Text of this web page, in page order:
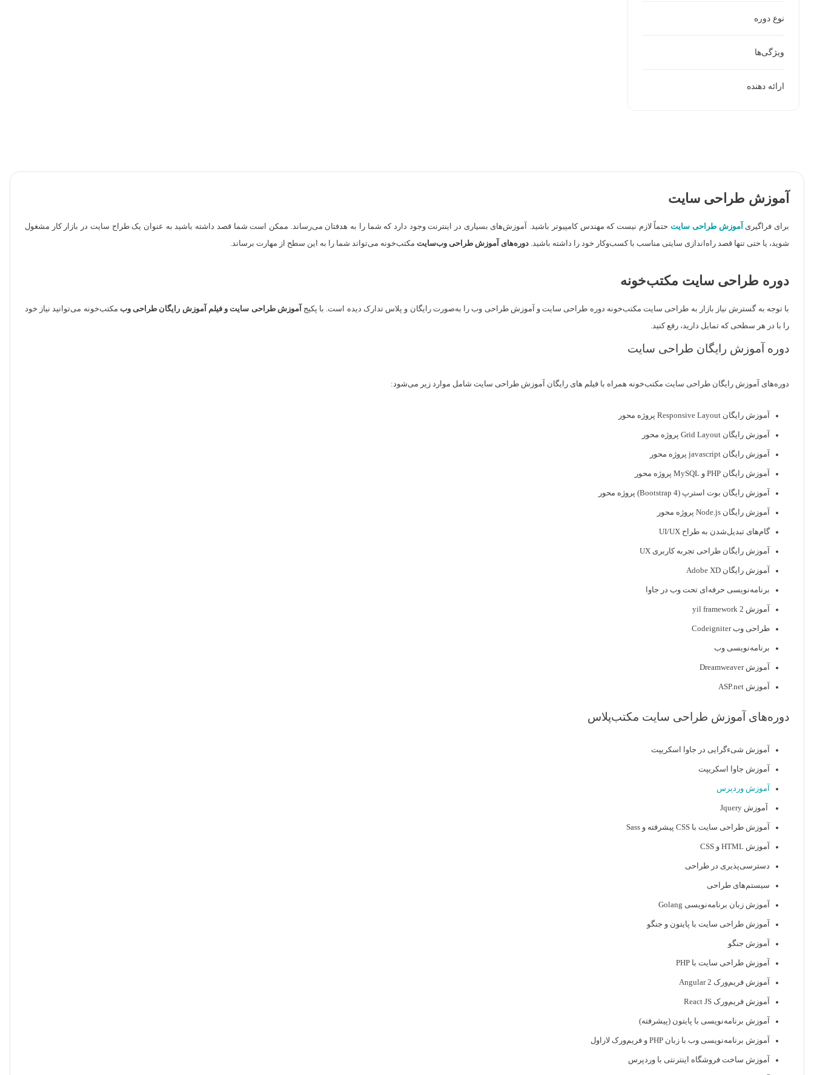
نوع دوره
ویژگی‌ها
ارائه دهنده
آموزش طراحی سایت
برای فراگیری آموزش طراحی سایتحتماً لازم نیست که مهندس کامپیوتر باشید. آموزش‌های بسیاری در اینترنت وجود دارد که شما را به هدفتان می‌رساند. ممکن است شما قصد داشته باشید به عنوان یک طراح سایت در بازار کار مشغول
شوید، یا حتی تنها قصد راه‌اندازی سایتی مناسب با کسب‌وکار خود را داشته باشید. دوره‌های آموزش طراحی وب‌سایت مکتب‌خونه می‌تواند شما را به این سطح از مهارت برساند.
دوره طراحی سایت مکتب‌خونه
با توجه به گسترش نیاز بازار به طراحی سایت مکتب‌خونه دوره طراحی سایت و آموزش طراحی وب را به‌صورت رایگان و پلاس تدارک دیده است. با پکیج آموزش طراحی سایت و فیلم آموزش رایگان طراحی وب مکتب‌خونه می‌توانید نیاز خود
را با در هر سطحی که تمایل دارید، رفع کنید.
دوره آموزش رایگان طراحی سایت
دوره‌های آموزش رایگان طراحی سایت مکتب‌خونه همراه با فیلم های رایگان آموزش طراحی سایت شامل موارد زیر می‌شود:
آموزش رایگان Responsive Layout پروژه محور
آموزش رایگان Grid Layout پروژه محور
آموزش رایگان javascript پروژه محور
آموزش رایگان PHP و MySQL پروژه محور
آموزش رایگان بوت استرپ (Bootstrap 4) پروژه محور
آموزش رایگان Node.js پروژه محور
گام‌های تبدیل‌شدن به طراح UI/UX
آموزش رایگان طراحی تجربه کاربری UX
آموزش رایگان Adobe XD
برنامه‌نویسی حرفه‌ای تحت وب در جاوا
آموزش yil framework 2
طراحی وب Codeigniter
برنامه‌نویسی وب
آموزش Dreamweaver
آموزش ASP.net
دوره‌های آموزش طراحی سایت مکتب‌پلاس
آموزش شیءگرایی در جاوا اسکریپت
آموزش جاوا اسکریپت
آموزش وردپرس
آموزش Jquery
آموزش طراحی سایت با CSS پیشرفته و Sass
آموزش HTML و CSS
دسترسی‌پذیری در طراحی
سیستم‌های طراحی
آموزش زبان برنامه‌نویسی Golang
آموزش طراحی سایت با پایتون و جنگو
آموزش جنگو
آموزش طراحی سایت با PHP
آموزش فریم‌ورک Angular 2
آموزش فریم‌ورک React JS
آموزش برنامه‌نویسی با پایتون (پیشرفته)
آموزش برنامه‌نویسی وب با زبان PHP و فریم‌ورک لاراول
آموزش ساخت فروشگاه اینترنتی با وردپرس